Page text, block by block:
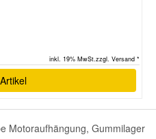
inkl. 19% MwSt.zzgl. Versand *
Motoraufhängung, Gummilager